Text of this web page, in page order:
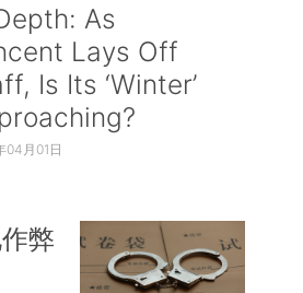
As
Lays Off
Is Its ‘Winter’
04月01日
弊